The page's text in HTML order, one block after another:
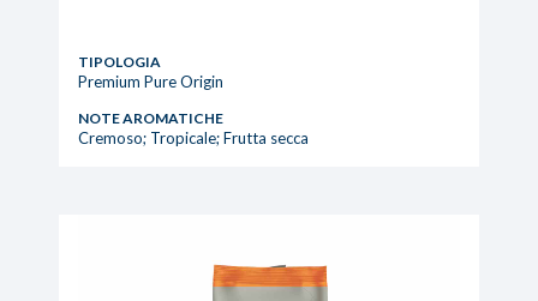
TIPOLOGIA
Premium Pure Origin
NOTE AROMATICHE
Cremoso; Tropicale; Frutta secca